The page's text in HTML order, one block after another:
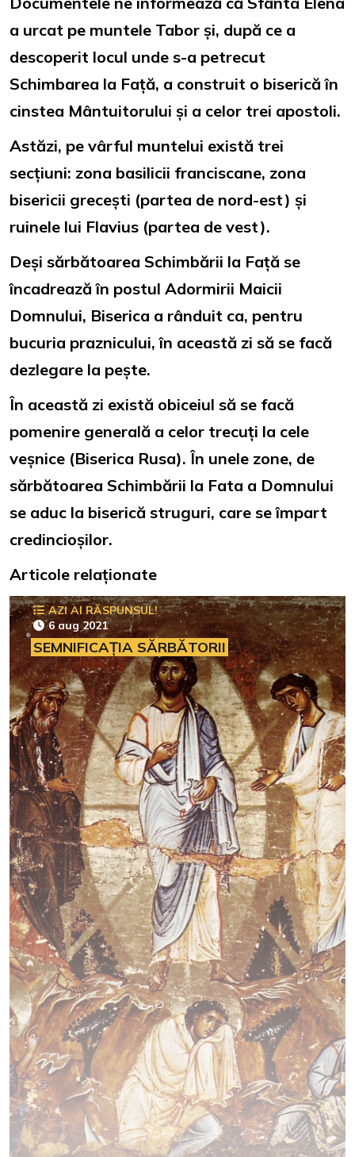
a urcat pe muntele Tabor și, după ce a
descoperit locul unde s-a petrecut
Schimbarea la Față, a construit o biserică în
cinstea Mântuitorului și a celor trei apostoli.
Astăzi, pe vârful muntelui există trei
secțiuni: zona basilicii franciscane, zona
bisericii grecești (partea de nord-est) și
ruinele lui Flavius (partea de vest).
Deși sărbătoarea Schimbării la Față se
încadrează în postul Adormirii Maicii
Domnului, Biserica a rânduit ca, pentru
bucuria praznicului, în această zi să se facă
dezlegare la pește.
În această zi există obiceiul să se facă
pomenire generală a celor trecuți la cele
veșnice (Biserica Rusa). În unele zone, de
sărbătoarea Schimbării la Fata a Domnului
se aduc la biserică struguri, care se împart
credincioșilor.
Articole relaționate
AZI AI RĂSPUNSUL!
6 aug 2021
SEMNIFICAȚIA SĂRBĂTORII